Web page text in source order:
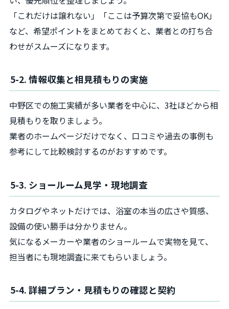
「これだけは譲れない」「ここは予算次第で妥協もOK」
など、希望ポイントをまとめておくと、業者との打ち合
わせがスムーズになります。
5-2. 情報収集と相見積もりの実施
中野区での施工実績が多い業者を中心に、3社ほどから相
見積もりを取りましょう。
業者のホームページだけでなく、口コミや過去の事例も
参考にして比較検討するのがおすすめです。
5-3. ショールーム見学・現地調査
カタログやネットだけでは、浴室の本当の広さや質感、
設備の使い勝手は分かりません。
気になるメーカーや業者のショールームで実物を見て、
担当者にも現地調査に来てもらいましょう。
5-4. 詳細プラン・見積もりの確認と契約